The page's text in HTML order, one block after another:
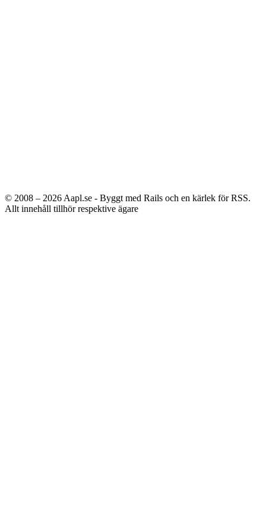
© 2008 – 2026 Aapl.se - Byggt med Rails och en kärlek för RSS.
Allt innehåll tillhör respektive ägare